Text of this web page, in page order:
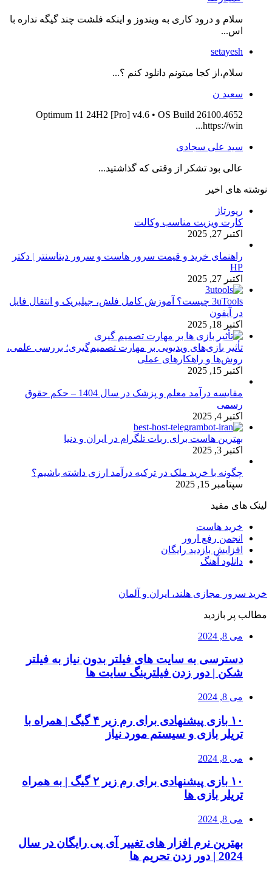
سلام و درود کاری به ویندوز و اینکه فلشت چند گیگه نداره با
اس...
setayesh
سلام،از کجا میتونم دانلود کنم ؟...
سعید ن
Optimum 11 24H2 [Pro] v4.6 • OS Build 26100.4652
https://win...
سید علی سجادی
عالی بود تشکر از وقتی که گذاشتید...
نوشته های اخیر
رپورتاژ
کارت ویزیت مناسب وکالت
اکتبر 27, 2025
راهنمای خرید و قیمت سرور هاست و سرور دیتاسنتر | دکتر
HP
اکتبر 27, 2025
3uTools چیست؟ آموزش کامل فلش، جیلبریک و انتقال فایل
در آیفون
اکتبر 18, 2025
تأثیر بازی‌های ویدیویی بر مهارت تصمیم‌گیری؛ بررسی علمی،
روش‌ها و راهکارهای عملی
اکتبر 15, 2025
مقایسه درآمد معلم و پزشک در سال 1404 – حکم حقوق
رسمی
اکتبر 4, 2025
بهترین هاست برای ربات تلگرام در ایران و دنیا
اکتبر 3, 2025
چگونه با خرید ملک در ترکیه درآمد ارزی داشته باشیم؟
سپتامبر 15, 2025
لینک های مفید
خرید هاست
انجمن رفع ارور
افزایش بازدید رایگان
دانلود آهنگ
خرید سرور مجازی هلند، ایران و آلمان
مطالب پر بازدید
می 8, 2024
دسترسی به سایت های فیلتر بدون نیاز به فیلتر
شکن | دور زدن فیلترینگ سایت ها
می 8, 2024
۱۰ بازی پیشنهادی برای رم زیر ۴ گیگ | همراه با
تریلر بازی و سیستم مورد نیاز
می 8, 2024
۱۰ بازی پیشنهادی برای رم زیر ۲ گیگ | به همراه
تریلر بازی ها
می 8, 2024
بهترین نرم افزار های تغییر آی پی رایگان در سال
2024 | دور زدن تحریم ها